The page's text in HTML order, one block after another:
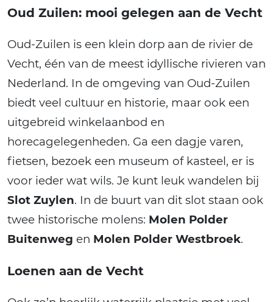
Oud Zuilen: mooi gelegen aan de Vecht
Oud-Zuilen is een klein dorp aan de rivier de
Vecht, één van de meest idyllische rivieren van
Nederland. In de omgeving van Oud-Zuilen
biedt veel cultuur en historie, maar ook een
uitgebreid winkelaanbod en
horecagelegenheden. Ga een dagje varen,
fietsen, bezoek een museum of kasteel, er is
voor ieder wat wils. Je kunt leuk wandelen bij
Slot Zuylen. In de buurt van dit slot staan ook
twee historische molens: Molen Polder
Buitenweg en Molen Polder Westbroek.
Loenen aan de Vecht